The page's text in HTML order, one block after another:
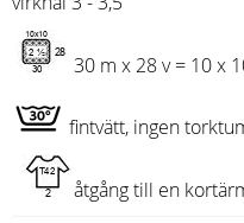
30 m x 28 v = 10 x
fintvätt, ingen
åtgång till en